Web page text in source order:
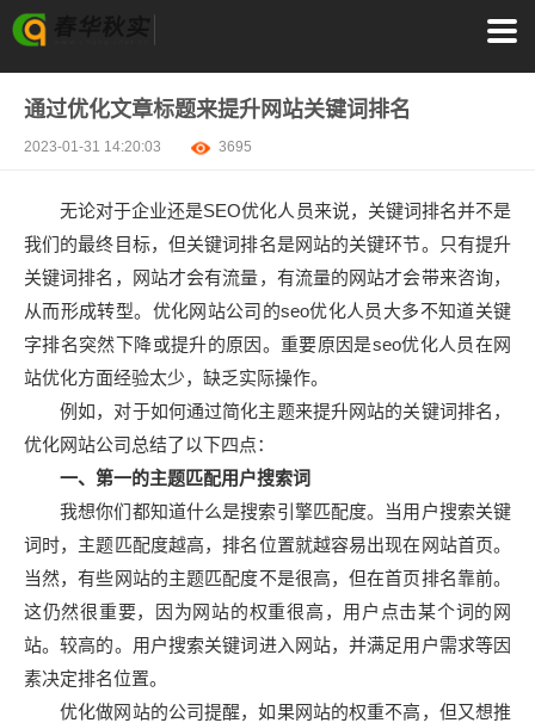
通过优化文章标题来提升网站关键词排名
2023-01-31 14:20:03 3695
无论对于企业还是SEO优化人员来说，关键词排名并不是
我们的最终目标，但关键词排名是网站的关键环节。只有提升
关键词排名，网站才会有流量，有流量的网站才会带来咨询，
从而形成转型。优化网站公司的seo优化人员大多不知道关键
字排名突然下降或提升的原因。重要原因是seo优化人员在网
站优化方面经验太少，缺乏实际操作。
例如，对于如何通过简化主题来提升网站的关键词排名，
优化网站公司总结了以下四点：
一、第一的主题匹配用户搜索词
我想你们都知道什么是搜索引擎匹配度。当用户搜索关键
词时，主题匹配度越高，排名位置就越容易出现在网站首页。
当然，有些网站的主题匹配度不是很高，但在首页排名靠前。
这仍然很重要，因为网站的权重很高，用户点击某个词的网
站。较高的。用户搜索关键词进入网站，并满足用户需求等因
素决定排名位置。
优化做网站的公司提醒，如果网站的权重不高，但又想推